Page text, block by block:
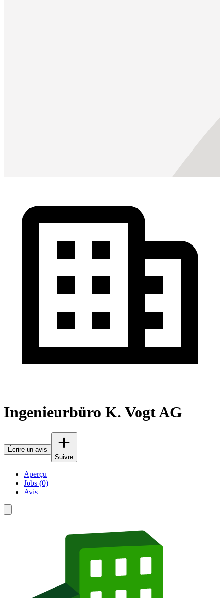
Ingenieurbüro K. Vogt AG
Écrire un avis
Suivre
Aperçu
Jobs (0)
Avis